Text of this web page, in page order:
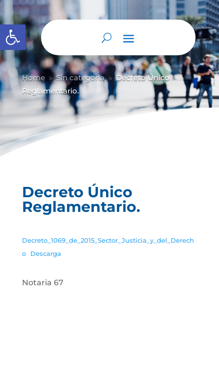
Abrir barra de herramientas
Home 9 Sin categoría 9 Decreto Único
Reglamentario.
Decreto Único
Reglamentario.
Decreto_1069_de_2015_Sector_Justicia_y_del_Derech
o
Descarga
Notaria 67